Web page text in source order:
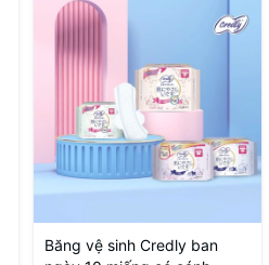
Băng vệ sinh Credly ban